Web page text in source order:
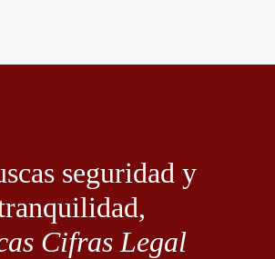
seguridad y
Cifras Legal